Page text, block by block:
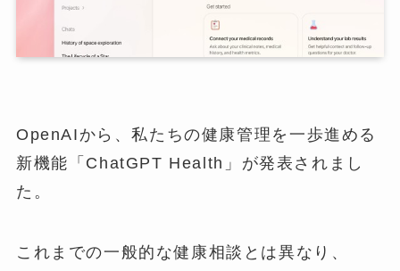
OpenAIから、私たちの健康管理を一歩進める
新機能「ChatGPT Health」が発表されまし
た。
これまでの一般的な健康相談とは異なり、